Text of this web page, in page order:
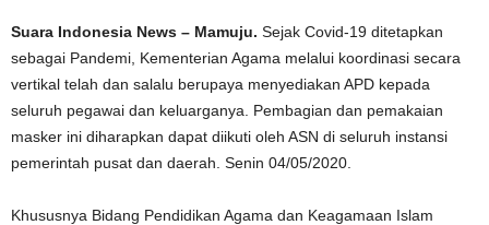
Suara Indonesia News – Mamuju. Sejak Covid-19 ditetapkan
sebagai Pandemi, Kementerian Agama melalui koordinasi secara
vertikal telah dan salalu berupaya menyediakan APD kepada
seluruh pegawai dan keluarganya. Pembagian dan pemakaian
masker ini diharapkan dapat diikuti oleh ASN di seluruh instansi
pemerintah pusat dan daerah. Senin 04/05/2020.
Khususnya Bidang Pendidikan Agama dan Keagamaan Islam